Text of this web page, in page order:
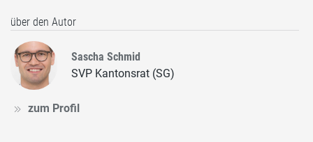
über den Autor
Sascha Schmid
SVP Kantonsrat (SG)
zum Profil